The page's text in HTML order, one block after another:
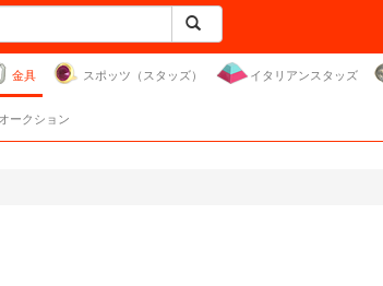
金具 スポッツ（スタッズ） イタリアンスタッズ
オークション